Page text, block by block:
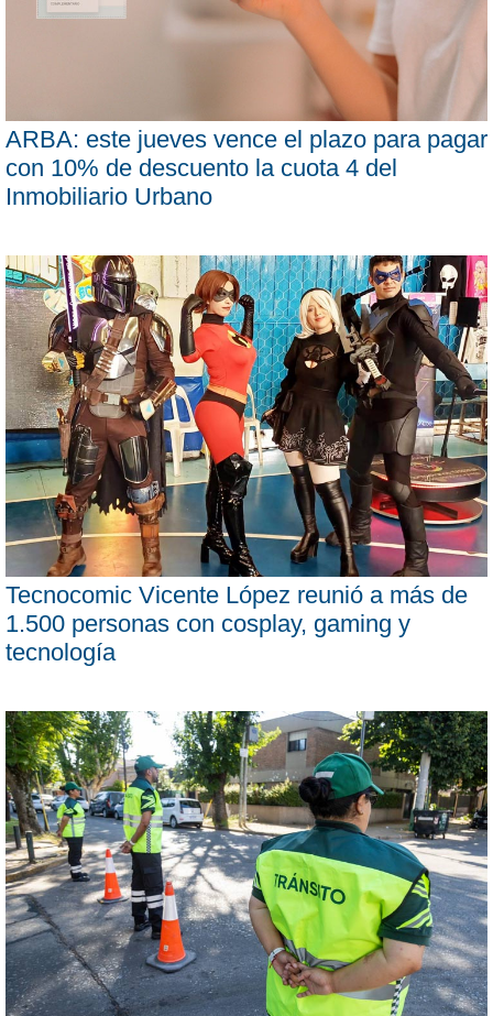
ARBA: este jueves vence el plazo para pagar
con 10% de descuento la cuota 4 del
Inmobiliario Urbano
Tecnocomic Vicente López reunió a más de
1.500 personas con cosplay, gaming y
tecnología